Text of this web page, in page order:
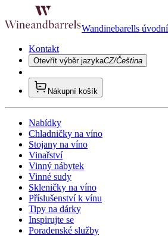
Wandinebarells
Kontakt
Otevřít výběr jazykaCZ/Čeština
Nákupní košík
Nabídky
Chladničky na víno
Stojany na víno
Vinařství
Vinný nábytek
Vinné sudy
Skleničky na víno
Příslušenství k vínu
Tipy na dárky
Inspirujte se
Poradenské služby